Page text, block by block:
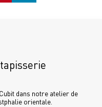
dans notre atelier de
orientale.